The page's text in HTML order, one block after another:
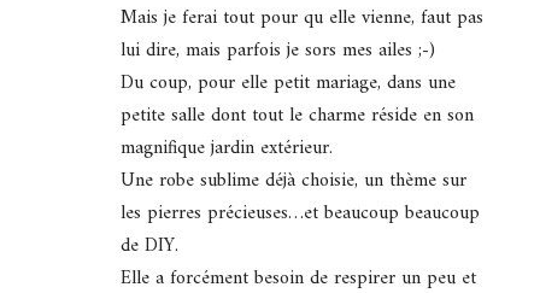
Mais je ferai tout pour qu elle vienne, faut pas
lui dire, mais parfois je sors mes ailes ;-)
Du coup, pour elle petit mariage, dans une
petite salle dont tout le charme réside en son
magnifique jardin extérieur.
Une robe sublime déjà choisie, un thème sur
les pierres précieuses…et beaucoup beaucoup
de DIY.
Elle a forcément besoin de respirer un peu et